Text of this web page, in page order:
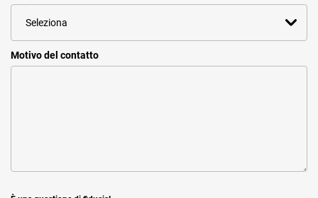
Motivo del contatto